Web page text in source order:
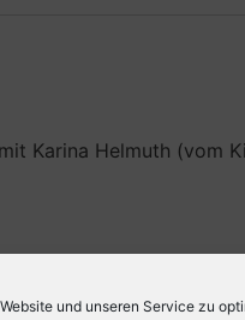
und unseren Service zu
Karina Helmuth (vom